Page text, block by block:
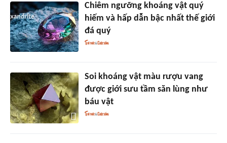
Chiêm ngưỡng khoáng vật quý
hiếm và hấp dẫn bậc nhất thế giới
đá quý
Soi khoáng vật màu rượu vang
được giới sưu tầm săn lùng như
báu vật